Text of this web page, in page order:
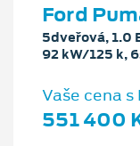
Ford
5dveřová, 1.0
92 kW/125 k,
Vaše cena s
551 400